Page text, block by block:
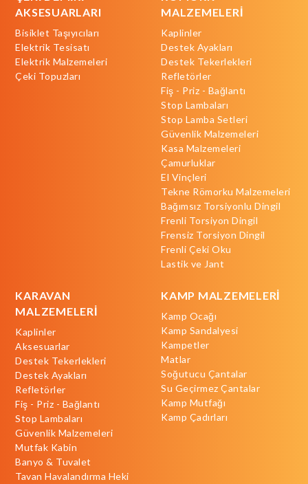
AKSESUARLARI
Bisiklet Taşıyıcıları
Elektrik Tesisatı
Elektrik Malzemeleri
Çeki Topuzları
MALZEMELERİ
Kaplinler
Destek Ayakları
Destek Tekerlekleri
Refletörler
Fiş - Priz - Bağlantı
Stop Lambaları
Stop Lamba Setleri
Güvenlik Malzemeleri
Kasa Malzemeleri
Çamurluklar
El Vinçleri
Tekne Römorku Malzemeleri
Bağımsız Torsiyonlu Dingil
Frenli Torsiyon Dingil
Frensiz Torsiyon Dingil
Frenli Çeki Oku
Lastik ve Jant
KARAVAN
MALZEMELERİ
Kaplinler
Aksesuarlar
Destek Tekerlekleri
Destek Ayakları
Refletörler
Fiş - Priz - Bağlantı
Stop Lambaları
Güvenlik Malzemeleri
Mutfak Kabin
Banyo & Tuvalet
Tavan Havalandırma Heki
KAMP MALZEMELERİ
Kamp Ocağı
Kamp Sandalyesi
Kampetler
Matlar
Soğutucu Çantalar
Su Geçirmez Çantalar
Kamp Mutfağı
Kamp Çadırları